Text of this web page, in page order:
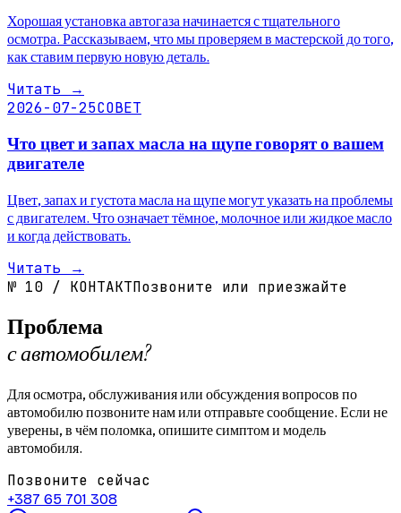
Хорошая установка автогаза начинается с тщательного
осмотра. Рассказываем, что мы проверяем в мастерской до того,
как ставим первую новую деталь.
Читать →
2026-07-25СОВЕТ
Что цвет и запах масла на щупе говорят о вашем
двигателе
Цвет, запах и густота масла на щупе могут указать на проблемы
с двигателем. Что означает тёмное, молочное или жидкое масло
и когда действовать.
Читать →
№ 10 / КОНТАКТПозвоните или приезжайте
Проблема
с автомобилем?
Для осмотра, обслуживания или обсуждения вопросов по
автомобилю позвоните нам или отправьте сообщение. Если не
уверены, в чём поломка, опишите симптом и модель
автомобиля.
Позвоните сейчас
+387 65 701 308